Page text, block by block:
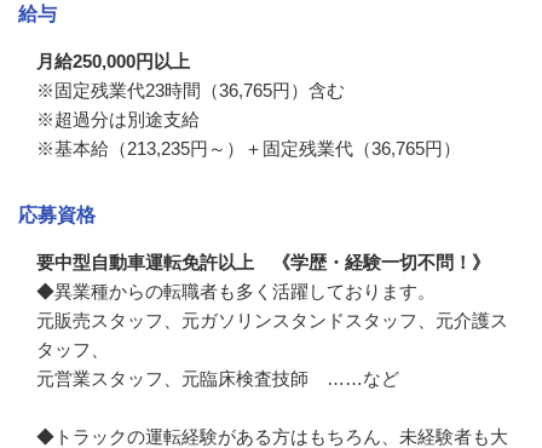
給与
月給250,000円以上
※固定残業代23時間（36,765円）含む
※超過分は別途支給
※基本給（213,235円～）＋固定残業代（36,765円）
応募資格
要中型自動車運転免許以上 《学歴・経験一切不問！》
◆異業種からの転職者も多く活躍しております。
元販売スタッフ、元ガソリンスタンドスタッフ、元介護ス
タッフ、
元営業スタッフ、元臨床検査技師　……など
◆トラックの運転経験がある方はもちろん、未経験者も大